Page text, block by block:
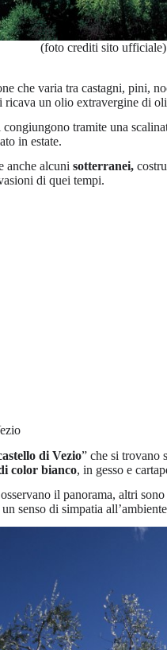
(foto crediti sito ufficiale)
che varia tra castagni, pini,
ricava un olio extravergine di
tramite una
in estate.
anche alcuni sotterranei,
di quei tempi.
di Vezio” che si trovano
color bianco, in gesso e
il panorama, altri
senso di simpatia